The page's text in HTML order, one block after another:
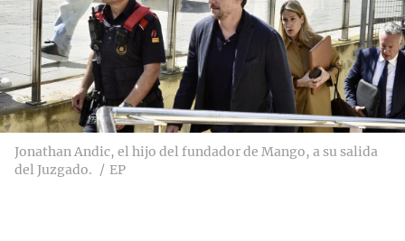
Jonathan Andic, el hijo del fundador de Mango, a su salida
del Juzgado.
EP